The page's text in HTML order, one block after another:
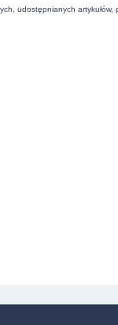
udostępnianych artykułów,